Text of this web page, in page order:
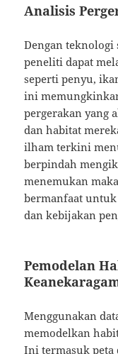
Analisis
Dengan teknologi
peneliti dapat
seperti penyu,
ini
pergerakan yang
dan habitat
ilham terkini
berpindah
menemukan
bermanfaat
dan kebijakan
Pemodelan
Menggunakan
memodelkan
Ini termasuk peta